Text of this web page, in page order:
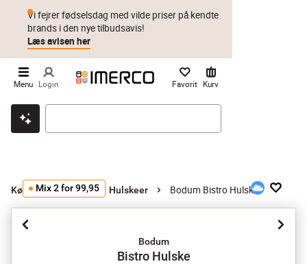
Klik & hent Byt i 1 år Prismatch
Vi fejrer fødselsdag med vilde priser på kendte
brands i den nye tilbudsavis!
Læs avisen her
Menu Login Favorit Kurv
Køkkenredskaber Hulskeer Bodum Bistro Hulske
Mix 2 for 99,95
Bodum
Bistro Hulske